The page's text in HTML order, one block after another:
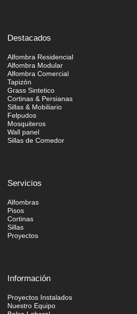
Destacados
Alfombra Residencial
Alfombra Modular
Alfombra Comercial
Tapizón
Grass Sintetico
Cortinas & Persianas
Sillas & Mobiliario
Felpudos
Mosquiteros
Wall panel
Sillas de Comedor
Servicios
Alfombras
Pisos
Cortinas
Sillas
Proyectos
Información
Proyectos Instalados
Nuestro Equipo